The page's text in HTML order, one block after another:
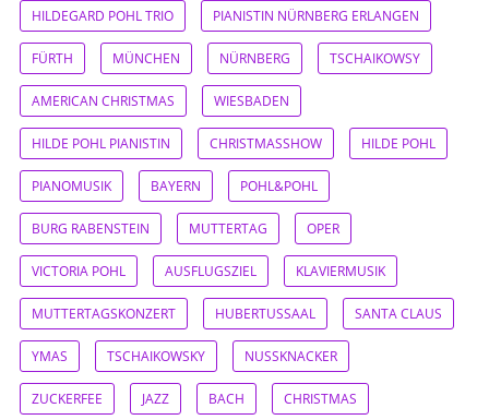
HILDEGARD POHL TRIO PIANISTIN NÜRNBERG ERLANGEN
FÜRTH MÜNCHEN NÜRNBERG TSCHAIKOWSY
AMERICAN CHRISTMAS WIESBADEN
HILDE POHL PIANISTIN CHRISTMASSHOW HILDE POHL
PIANOMUSIK BAYERN POHL&POHL
BURG RABENSTEIN MUTTERTAG OPER
VICTORIA POHL AUSFLUGSZIEL KLAVIERMUSIK
MUTTERTAGSKONZERT HUBERTUSSAAL SANTA CLAUS
YMAS TSCHAIKOWSKY NUSSKNACKER
ZUCKERFEE JAZZ BACH CHRISTMAS